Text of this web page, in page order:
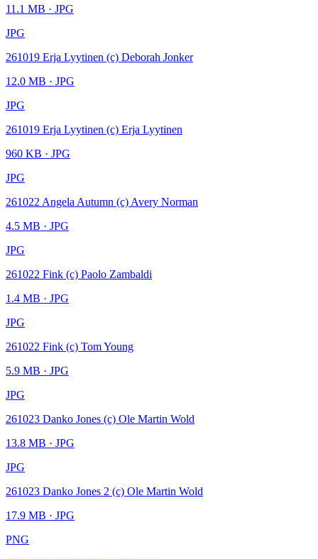
11.1 MB · JPG
JPG
261019 Erja Lyytinen (c) Deborah Jonker
12.0 MB · JPG
JPG
261019 Erja Lyytinen (c) Erja Lyytinen
960 KB · JPG
JPG
261022 Angela Autumn (c) Avery Norman
4.5 MB · JPG
JPG
261022 Fink (c) Paolo Zambaldi
1.4 MB · JPG
JPG
261022 Fink (c) Tom Young
5.9 MB · JPG
JPG
261023 Danko Jones (c) Ole Martin Wold
13.8 MB · JPG
JPG
261023 Danko Jones 2 (c) Ole Martin Wold
17.9 MB · JPG
PNG